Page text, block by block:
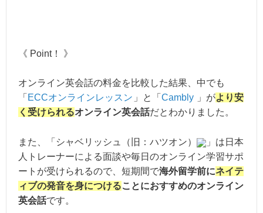
《 Point！ 》
オンライン英会話の料金を比較した結果、中でも
「 ECCオンラインレッスン 」と「 Cambly 」がより安
く受けられるオンライン英会話だとわかりました。
また、「シャベリッシュ（旧：ハツオン）
」は日本
人トレーナーによる面談や毎日のオンライン学習サポ
ートが受けられるので、短期間で海外留学前にネイテ
ィブの発音を身につけることにおすすめのオンライン
英会話です。